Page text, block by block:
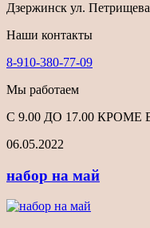
Дзержинск ул.
Наши контакты
8-910-380-77-09
Мы работаем
С 9.00 ДО 17.00
06.05.2022
набор на май